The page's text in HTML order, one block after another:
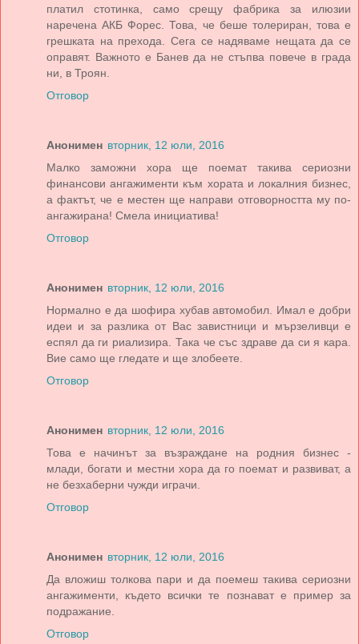
платил стотинка, само срещу фабрика за илюзии
наречена АКБ Форес. Това, че беше толериран, това е
грешката на прехода. Сега се надяваме нещата да се
оправят. Важното е Банев да не стъпва повече в града
ни, в Троян.
Отговор
Анонимен вторник, 12 юли, 2016
Малко заможни хора ще поемат такива сериозни
финансови ангажименти към хората и локалния бизнес,
а фактът, че е местен ще направи отговорността му по-
ангажирана! Смела инициатива!
Отговор
Анонимен вторник, 12 юли, 2016
Нормално е да шофира хубав автомобил. Имал е добри
идеи и за разлика от Вас завистници и мързеливци е
еспял да ги риализира. Така че със здраве да си я кара.
Вие само ще гледате и ще злобеете.
Отговор
Анонимен вторник, 12 юли, 2016
Това е начинът за възраждане на родния бизнес -
млади, богати и местни хора да го поемат и развиват, а
не безхаберни чужди играчи.
Отговор
Анонимен вторник, 12 юли, 2016
Да вложиш толкова пари и да поемеш такива сериозни
ангажименти, където всички те познават е пример за
подражание.
Отговор